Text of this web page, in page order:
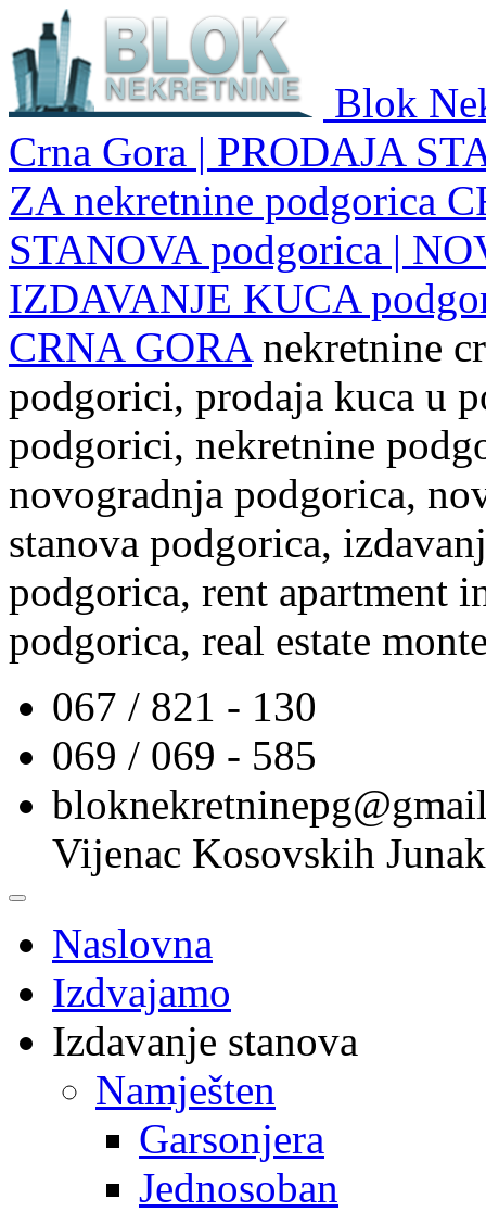
Blok
Crna Gora | PRODAJA
ZA nekretnine podgorica
STANOVA podgorica |
IZDAVANJE KUCA
CRNA GORA nekretnine
podgorici, prodaja kuca u
podgorici, nekretnine
novogradnja podgorica,
stanova podgorica,
podgorica, rent apartment
podgorica, real estate
067 / 821 - 130
069 / 069 - 585
Vijenac Kosovskih
Naslovna
Izdvajamo
Izdavanje stanova
Namješten
Garsonjera
Jednosoban